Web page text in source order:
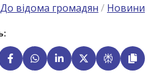
До відома громадян / Новини